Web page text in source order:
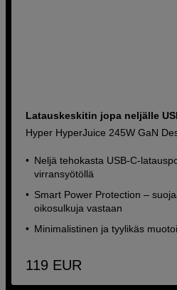
Latauskeskitin jopa neljälle
Hyper HyperJuice 245W GaN
Neljä tehokasta USB-C-
virransyötöllä
Smart Power Protection –
oikosulkuja vastaan
Minimalistinen ja tyylikäs
119 EUR